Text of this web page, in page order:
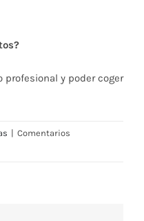
profesional y poder coger
| Comentarios